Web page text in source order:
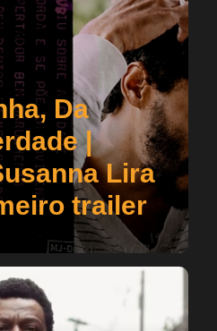
Da
|
Lira
trailer